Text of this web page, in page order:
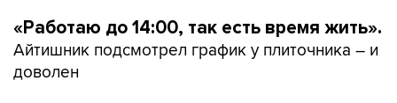
«Работаю до 14:00, так есть время жить».
Айтишник подсмотрел график у плиточника – и
доволен